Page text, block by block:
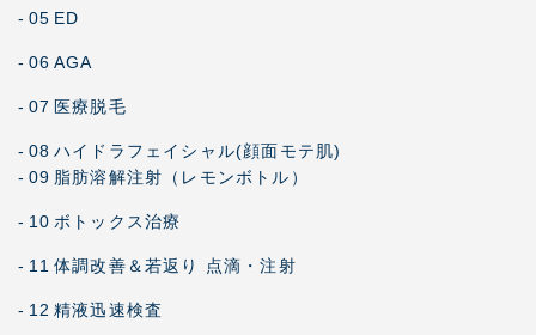
- 05 ED
- 06 AGA
- 07 医療脱毛
- 08 ハイドラフェイシャル(顔面モテ肌)
- 09 脂肪溶解注射（レモンボトル）
- 10 ボトックス治療
- 11 体調改善＆若返り 点滴・注射
- 12 精液迅速検査